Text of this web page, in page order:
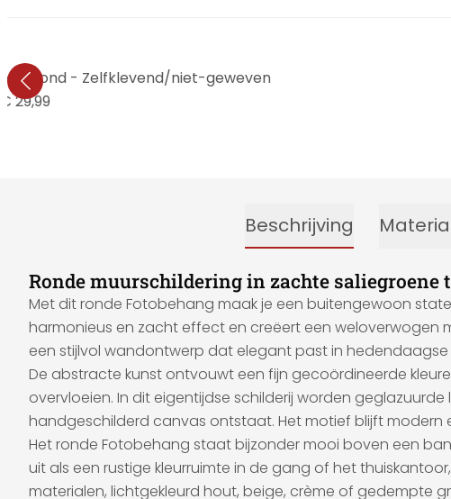
- Rond - Zelfklevend/niet-geweven
29,99
Beschrijving
Ronde muurschildering in zachte saliegroene
Met dit ronde Fotobehang maak je een buitengewoon
harmonieus en zacht effect en creëert een
een stijlvol wandontwerp dat elegant past in
De abstracte kunst ontvouwt een fijn gecoördineerde
overvloeien. In dit eigentijdse schilderij worden
handgeschilderd canvas ontstaat. Het motief blijft modern
Het ronde Fotobehang staat bijzonder mooi boven een
uit als een rustige kleurruimte in de gang of het
materialen, lichtgekleurd hout, beige, crème of gedempte